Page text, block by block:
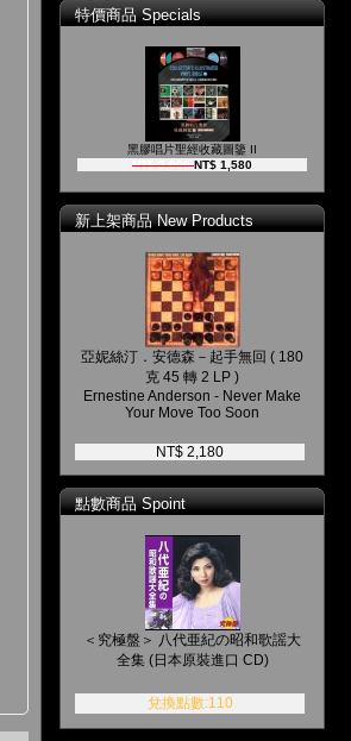
特價商品 Specials
黑膠唱片聖經收藏圖鑒 II
NT$ 2,000NT$ 1,580
新上架商品 New Products
亞妮絲汀．安德森－起手無回 ( 180
克 45 轉 2 LP )
Ernestine Anderson - Never Make
Your Move Too Soon
NT$ 2,180
點數商品 Spoint
＜究極盤＞ 八代亜紀の昭和歌謡大
全集 (日本原裝進口 CD)
兌換點數:110